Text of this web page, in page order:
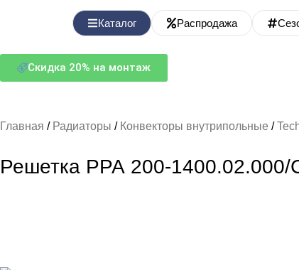
Каталог Распродажа
Скидка 20% на монтаж
Главная Радиаторы Конвекторы внутрипольные
Решетка РРА 200-1400.02.000/